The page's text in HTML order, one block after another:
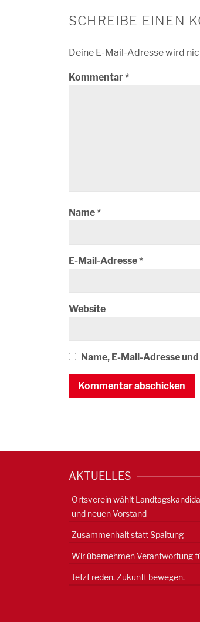
SCHREIBE EINEN
Deine E-Mail-Adresse wird
Kommentar*
Name*
E-Mail-Adresse*
Website
Name, E-Mail-Adresse
AKTUELLES
Ortsverein wählt
und neuen Vorstand
Zusammenhalt statt Spaltung
Wir übernehmen Verantwortung
Jetzt reden. Zukunft bewegen.